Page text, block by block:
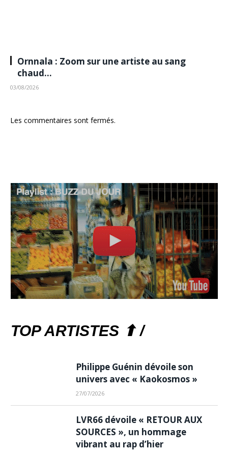
Ornnala : Zoom sur une artiste au sang
chaud…
03/08/2026
Les commentaires sont fermés.
TOP ARTISTES ⬆ /
Philippe Guénin dévoile son
univers avec « Kaokosmos »
27/07/2026
LVR66 dévoile « RETOUR AUX
SOURCES », un hommage
vibrant au rap d’hier